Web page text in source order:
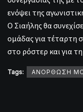
ενόψει της
Ο Σιαήλης θα
ομάδας για τέταρτη
στο ρόστερ και για
Tags: ΑΝΟΡΘΩΣΗ